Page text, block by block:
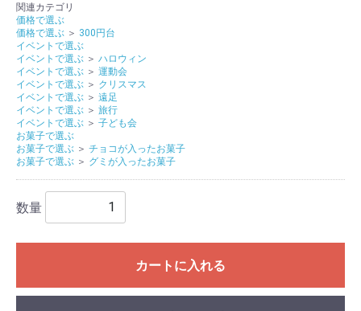
関連カテゴリ
価格で選ぶ
価格で選ぶ ＞ 300円台
イベントで選ぶ
イベントで選ぶ ＞ ハロウィン
イベントで選ぶ ＞ 運動会
イベントで選ぶ ＞ クリスマス
イベントで選ぶ ＞ 遠足
イベントで選ぶ ＞ 旅行
イベントで選ぶ ＞ 子ども会
お菓子で選ぶ
お菓子で選ぶ ＞ チョコが入ったお菓子
お菓子で選ぶ ＞ グミが入ったお菓子
数量
カートに入れる